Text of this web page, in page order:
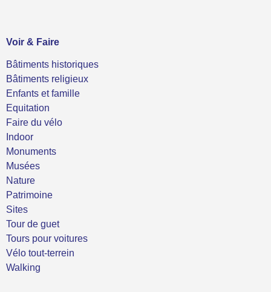
Voir & Faire
Bâtiments historiques
Bâtiments religieux
Enfants et famille
Equitation
Faire du vélo
Indoor
Monuments
Musées
Nature
Patrimoine
Sites
Tour de guet
Tours pour voitures
Vélo tout-terrein
Walking